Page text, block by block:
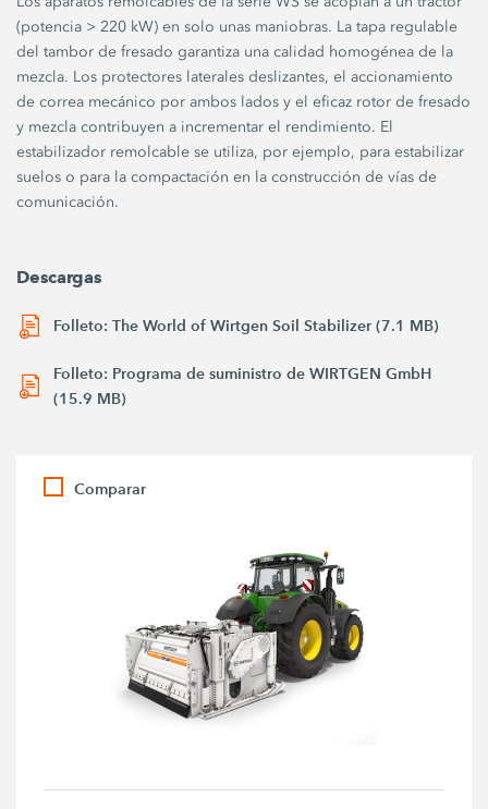
(potencia > 220 kW) en solo unas maniobras. La tapa regulable
del tambor de fresado garantiza una calidad homogénea de la
mezcla. Los protectores laterales deslizantes, el accionamiento
de correa mecánico por ambos lados y el eficaz rotor de fresado
y mezcla contribuyen a incrementar el rendimiento. El
estabilizador remolcable se utiliza, por ejemplo, para estabilizar
suelos o para la compactación en la construcción de vías de
comunicación.
Descargas
Folleto: The World of Wirtgen Soil Stabilizer (7.1 MB)
Folleto: Programa de suministro de WIRTGEN GmbH
(15.9 MB)
Comparar